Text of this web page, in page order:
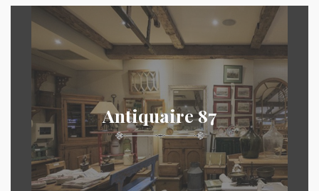
Antiquaire 87